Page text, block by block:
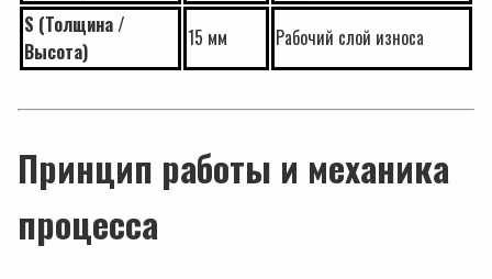
S (Толщина /
Высота)
15 мм Рабочий слой износа
Принцип работы и механика
процесса